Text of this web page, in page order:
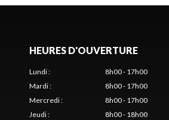
HEURES D'OUVERTURE
Lundi:
8h00 - 17h00
Mardi:
8h00 - 17h00
Mercredi:
8h00 - 17h00
Jeudi:
8h00 - 18h00